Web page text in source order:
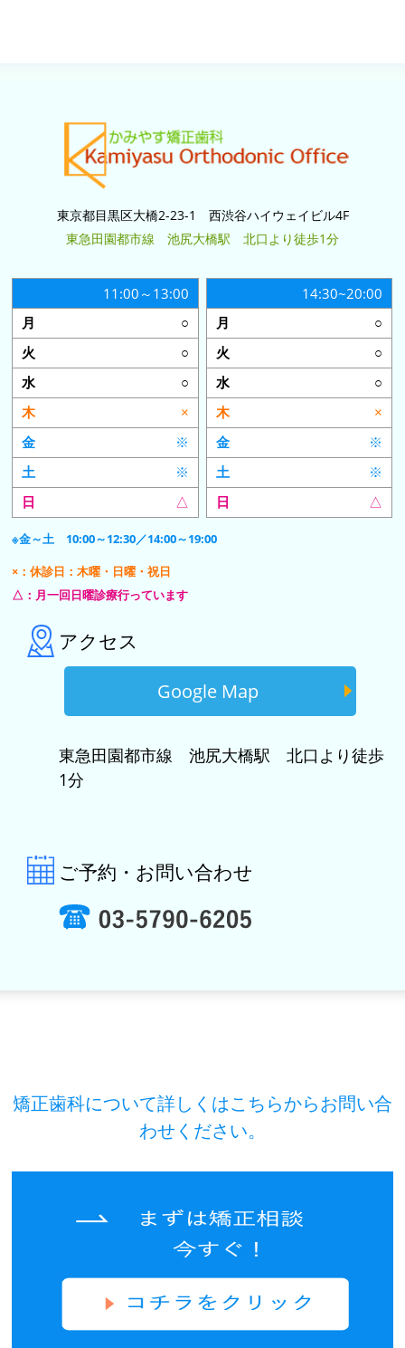
東京都目黒区大橋2-23-1 西渋谷ハイウェイビル4F
東急田園都市線 池尻大橋駅 北口より徒歩1分
11:00～13:00
○
○
○
×
※
※
△
14:30~20:00
○
○
○
×
※
※
△
※金～土 10:00～12:30／14:00～19:00
×：休診日：木曜・日曜・祝日
△：月一回日曜診療行っています
アクセス
Google Map
東急田園都市線 池尻大橋駅 北口より徒歩
1分
ご予約・お問い合わせ
矯正歯科について詳しくはこちらからお問い合
わせください。